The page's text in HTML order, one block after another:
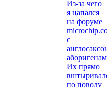
Из-за чего
я цапался
на форуме
с
Их прямо
по поводу